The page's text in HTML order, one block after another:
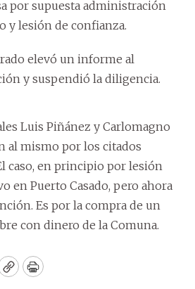
por supuesta administración
y lesión de confianza.
elevó un informe al
y suspendió la diligencia.
Luis Piñánez y Carlomagno
al mismo por los citados
caso, en principio por lesión
en Puerto Casado, pero ahora
Es por la compra de un
con dinero de la Comuna.
CopyPrint